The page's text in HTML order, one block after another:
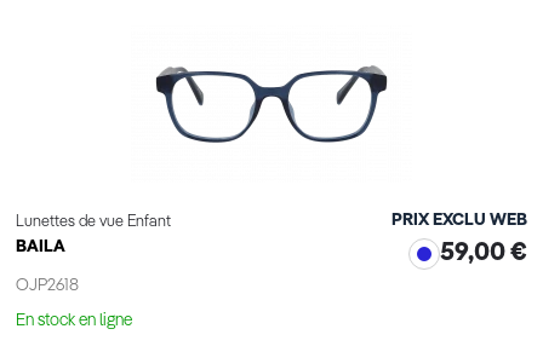
Lunettes de vue Enfant
BAILA
OJP2618
PRIX EXCLU WEB
59,00 €
En stock en ligne